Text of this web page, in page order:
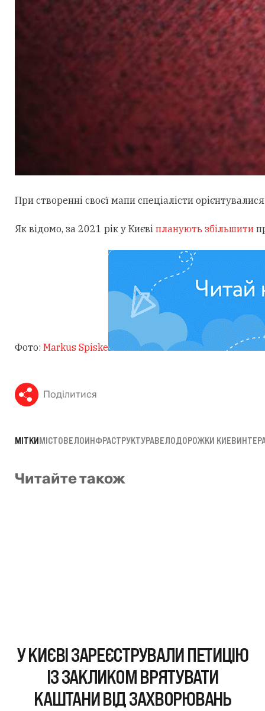
При створенні своєї мапи спеціалісти
Як відомо, за 2021 рік у Києві планують збільшити
Фото: Markus Spiske
Поділитися
МІТКИМІСТОВЕЛОИНФРАСТРУКТУРАВЕЛОДОРОЖКИ КИЕВ
Читайте також
У КИЄВІ ЗАРЕЄСТРУВАЛИ ПЕТИЦІЮ
ІЗ ЗАКЛИКОМ ВРЯТУВАТИ
КАШТАНИ ВІД ЗАХВОРЮВАНЬ